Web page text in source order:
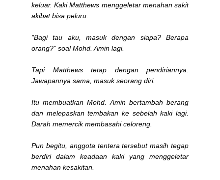
keluar. Kaki Matthews menggeletar menahan sakit
akibat bisa peluru.
"Bagi tau aku, masuk dengan siapa? Berapa
orang?" soal Mohd. Amin lagi.
Tapi Matthews tetap dengan pendiriannya.
Jawapannya sama, masuk seorang diri.
Itu membuatkan Mohd. Amin bertambah berang
dan melepaskan tembakan ke sebelah kaki lagi.
Darah memercik membasahi celoreng.
Pun begitu, anggota tentera tersebut masih tegap
berdiri dalam keadaan kaki yang menggeletar
menahan kesakitan.